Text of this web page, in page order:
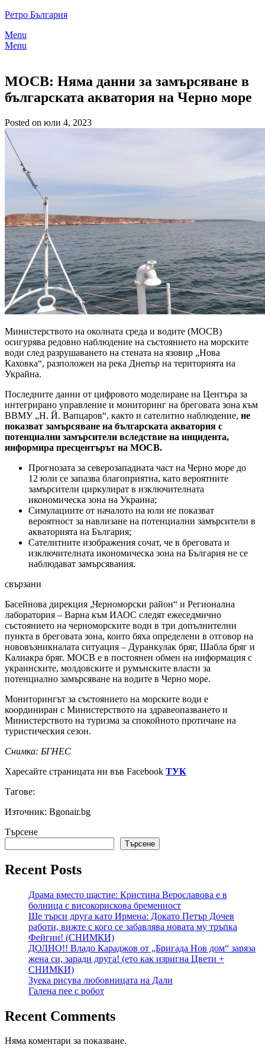
Skip
content
Ретро България
Menu
Menu
МОСВ: Няма данни за замърсяване в
българската акватория на Черно море
Posted on юли 4, 2023
Министерството на околната среда и водите (МОСВ)
осигурява редовно наблюдение на състоянието на морските
води след разрушаването на стената на язовир „Нова
Каховка“, разположен на река Днепър на територията на
Украйна.
Последните данни от цифровото моделиране на Центъра за
интегрирано управление и мониторинг на бреговата зона към
ВВМУ „Н. Й. Вапцаров“, както и сателитно наблюдение, не
показват замърсяване на българската акватория с
потенциални замърсители вследствие на инцидента,
информира пресцентърът на МОСВ.
Прогнозата за северозападната част на Черно море до
12 юли се запазва благоприятна, като вероятните
замърсители циркулират в изключителната
икономическа зона на Украина;
Симулациите от началото на юли не показват
вероятност за навлизане на потенциални замърсители в
акваторията на България;
Сателитните изображения сочат, че в бреговата и
изключителната икономическа зона на България не се
наблюдават замърсявания.
свързани
Басейнова дирекция „Черноморски район“ и Регионална
лаборатория – Варна към ИАОС следят ежеседмично
състоянието на черноморските води в три допълнителни
пункта в бреговата зона, които бяха определени в отговор на
нововъзникналата ситуация – Дуранкулак бряг, Шабла бряг и
Калиакра бряг. МОСВ е в постоянен обмен на информация с
украинските, молдовските и румънските власти за
потенциално замърсяване на водите в Черно море.
Мониторингът за състоянието на морските води е
координиран с Министерството на здравеопазването и
Министерството на туризма за спокойното протичане на
туристическия сезон.
Снимка: БГНЕС
Харесайте страницата ни във Facebook ТУК
Тагове:
Източник: Bgonair.bg
Търсене
Търсене
Recent Posts
Драма вместо щастие: Кристина Верославова е в
болница с високорискова бременност
Ще търси друга като Ирмена: Докато Петър Дочев
работи, вижте с кого се забавлява новата му тръпка
Фейгин! (СНИМКИ)
ДОЛНО!! Владо Караджов от „Бригада Нов дом“ заряза
жена си, заради друга! (ето как изригна Цвети +
СНИМКИ)
Зуека рисува любовницата на Дали
Галена пее с робот
Recent Comments
Няма коментари за показване.